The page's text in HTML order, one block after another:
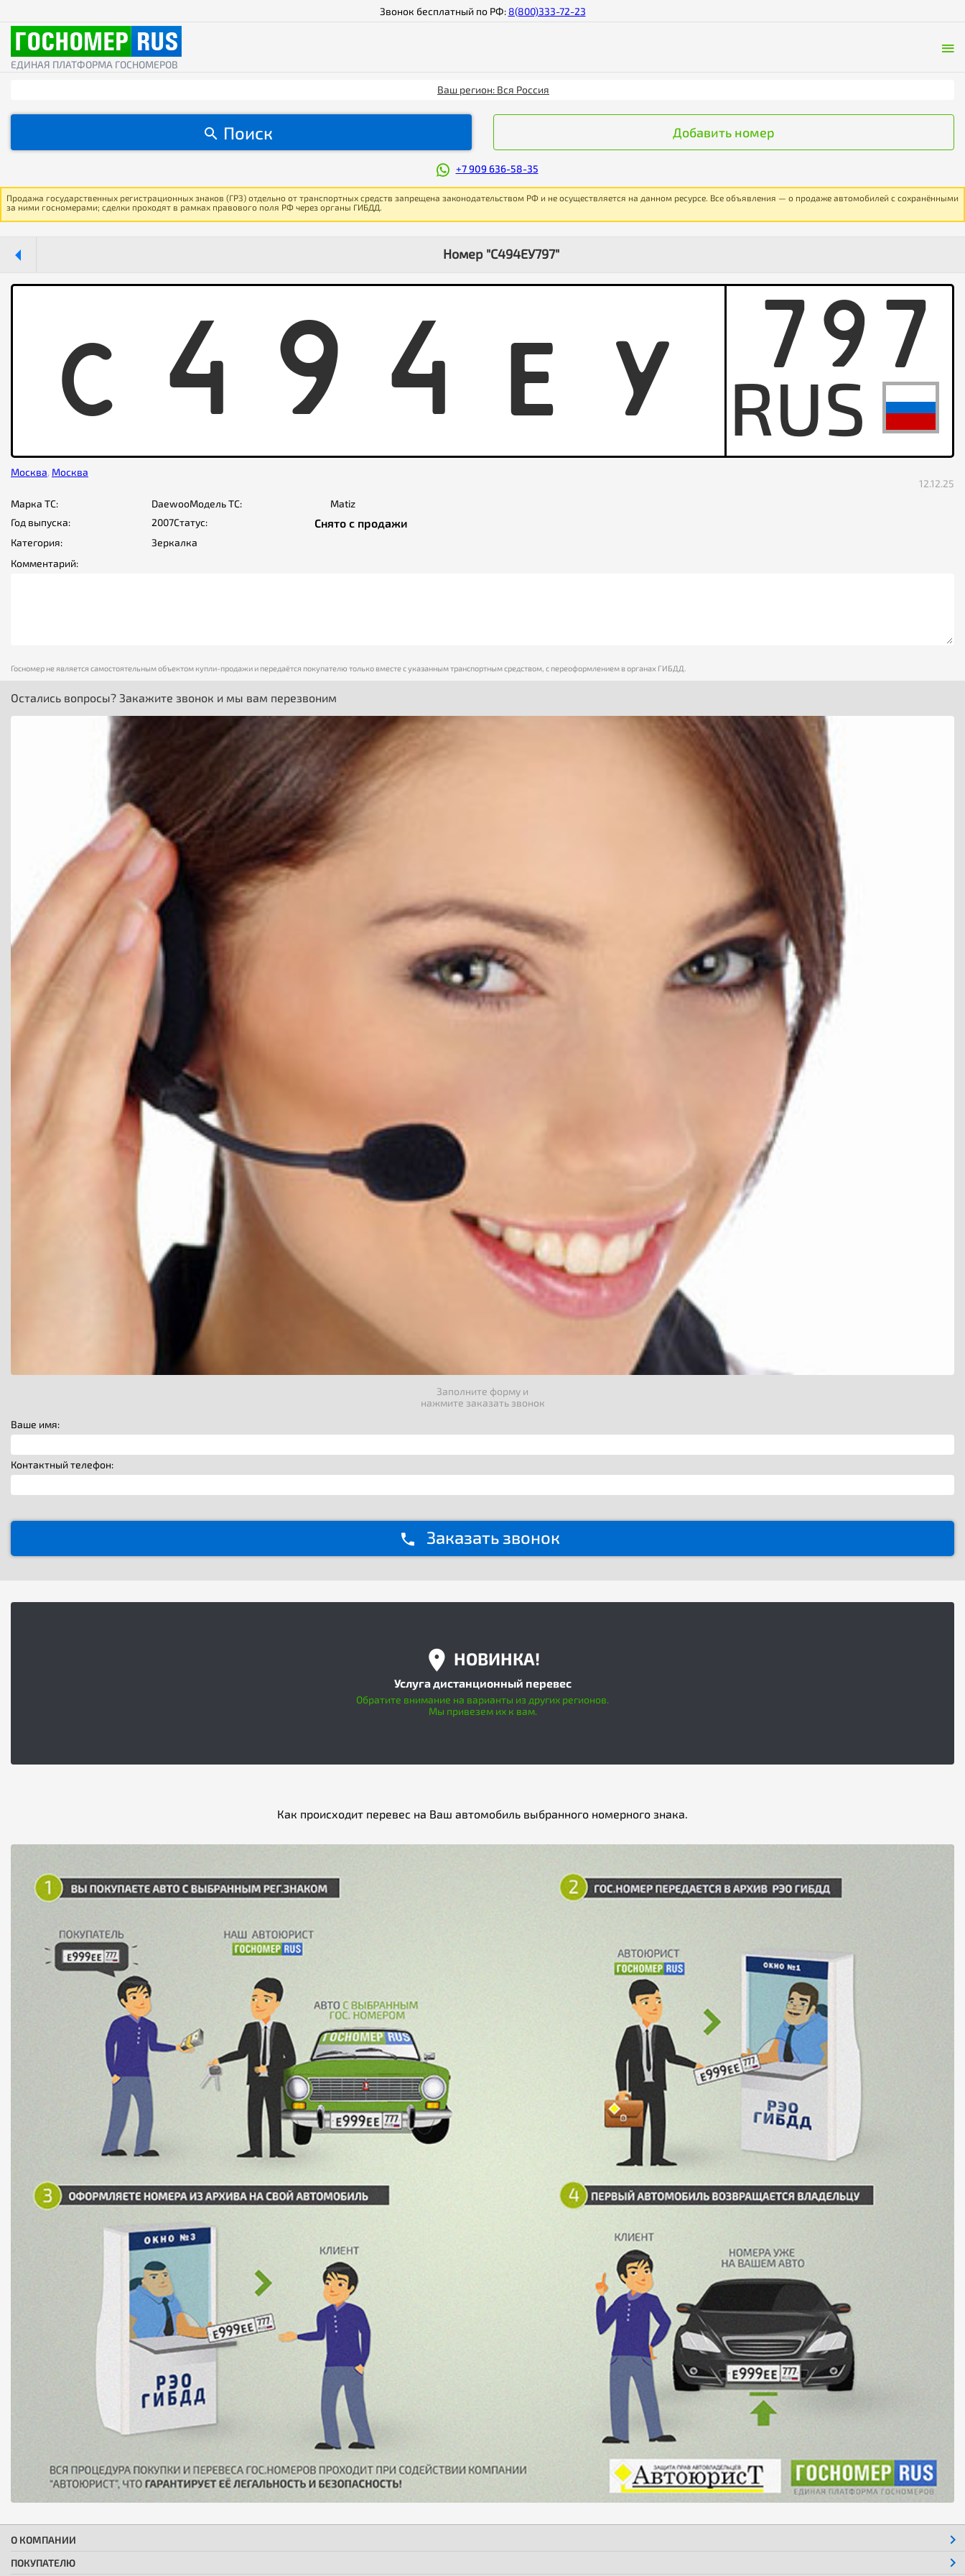
Звонок бесплатный по РФ: 8(800)333-72-23
ЕДИНАЯ ПЛАТФОРМА ГОСНОМЕРОВ
Ваш регион: Вся Россия
Поиск Добавить номер
+7 909 636-58-35
Продажа государственных регистрационных знаков (ГРЗ) отдельно от транспортных средств запрещена законодательством РФ и не осуществляется на данном ресурсе. Все объявления — о продаже автомобилей с сохранёнными
за ними госномерами; сделки проходят в рамках правового поля РФ через органы ГИБДД.
Номер "С494ЕУ797"
C 4 9 4 E Y 797
Москва, Москва
12.12.25
Марка ТС:
DaewooМодель ТС:
Matiz
Год выпуска:
2007Статус: Снято с продажи
Категория:
Зеркалка
Комментарий:
Госномер не является самостоятельным объектом купли-продажи и передаётся покупателю только вместе с указанным транспортным средством, с переоформлением в органах ГИБДД.
Остались вопросы? Закажите звонок и мы вам перезвоним
Заполните форму и
нажмите заказать звонок
Ваше имя:
Контактный телефон:
Заказать звонок
НОВИНКА!
Услуга дистанционный перевес
Обратите внимание на варианты из других регионов.
Мы привезем их к вам.
Как происходит перевес на Ваш автомобиль выбранного номерного знака.
О КОМПАНИИ
ПОКУПАТЕЛЮ